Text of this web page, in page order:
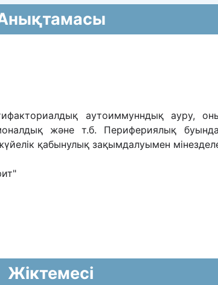
аутоиммунндық ауру,
жəне т.б. Перифериялық
қабынулық зақымдалуымен
Жіктемесі